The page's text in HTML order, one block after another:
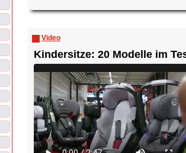
Video
Kindersitze: 20 Modelle im